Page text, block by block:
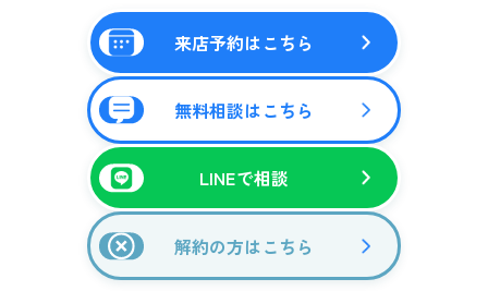
法令、規範の遵守と見直し
当社は、保有する個人情報に関して適用される日本の
法令、その他規範を遵守するとともに、本ポリシーの
内容を適宜見直し、その改善に努めます。
来店予約はこちら
無料相談はこちら
LINEで相談
解約の方はこちら